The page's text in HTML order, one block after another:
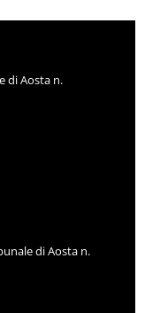
di Aosta n.
di Aosta n.